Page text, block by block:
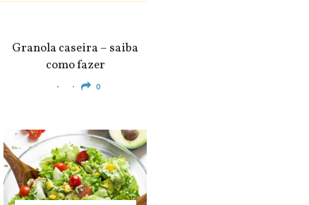
Granola caseira – saiba
como fazer
0